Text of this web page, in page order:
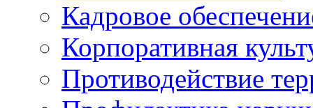
Кадровое
Корпоративная
Противодействие